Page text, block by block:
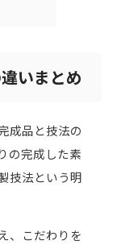
いまとめ
成品と技法の
の完成した素
技法という明
、こだわりを